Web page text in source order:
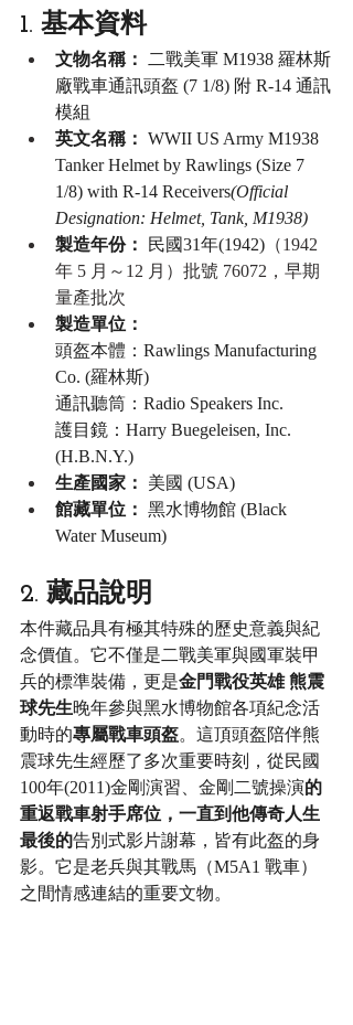
1. 基本資料
文物名稱：
二戰美軍 M1938 羅林斯
廠戰車通訊頭盔 (7 1/8) 附 R-14 通訊
模組
英文名稱： WWII US Army M1938
Tanker Helmet by Rawlings (Size 7
1/8) with R-14 Receivers(Official
Designation: Helmet, Tank, M1938)
製造年份：
民國31年(1942) （1942
年 5 月～12 月）批號 76072，早期
量產批次
製造單位：
頭盔本體：Rawlings Manufacturing
Co. (羅林斯)
通訊聽筒：Radio Speakers Inc.
護目鏡：Harry Buegeleisen, Inc.
(H.B.N.Y.)
生產國家：
美國 (USA)
館藏單位： 黑水博物館 (Black
Water Museum)
2. 藏品說明
本件藏品具有極其特殊的歷史意義與紀
念價值。它不僅是二戰美軍與國軍裝甲
兵的標準裝備，更是金門戰役英雄 熊震
球先生晚年參與黑水博物館各項紀念活
動時的專屬戰車頭盔。這頂頭盔陪伴熊
震球先生經歷了多次重要時刻，從民國
100年(2011)金剛演習、金剛二號操演的
重返戰車射手席位，一直到他傳奇人生
最後的告別式影片謝幕，皆有此盔的身
影。它是老兵與其戰馬（M5A1 戰車）
之間情感連結的重要文物。